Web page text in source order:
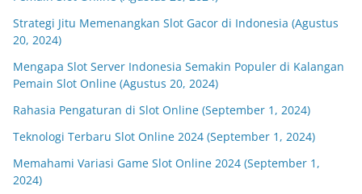
Strategi Jitu Memenangkan Slot Gacor di Indonesia (Agustus
20, 2024)
Mengapa Slot Server Indonesia Semakin Populer di Kalangan
Pemain Slot Online (Agustus 20, 2024)
Rahasia Pengaturan di Slot Online (September 1, 2024)
Teknologi Terbaru Slot Online 2024 (September 1, 2024)
Memahami Variasi Game Slot Online 2024 (September 1,
2024)